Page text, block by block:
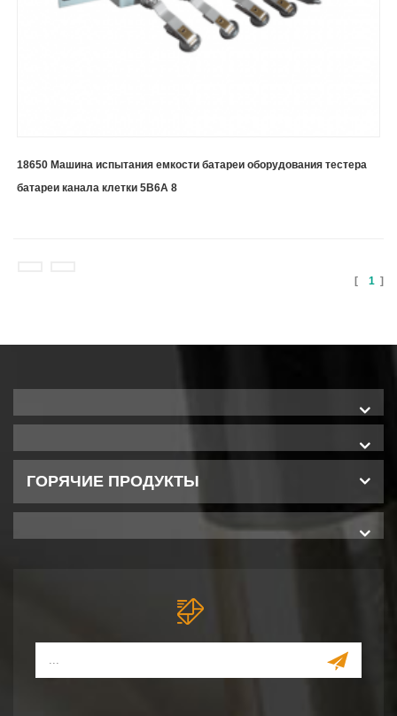
18650 Машина испытания емкости батареи оборудования тестера
батареи канала клетки 5В6А 8
[ 1 ]
ГОРЯЧИЕ ПРОДУКТЫ